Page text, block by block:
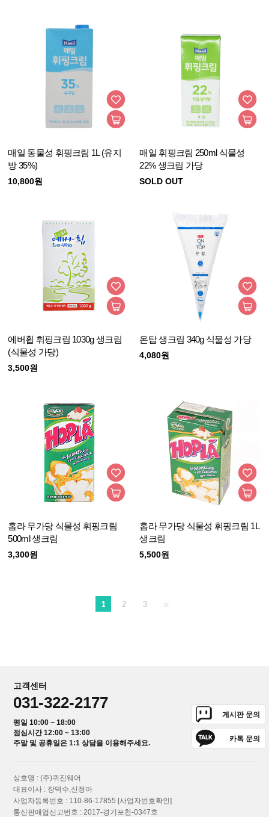
매일 동물성 휘핑크림 1L (유지
방 35%)
10,800원
매일 휘핑크림 250ml 식물성
22% 생크림 가당
SOLD OUT
에버휩 휘핑크림 1030g 생크림
(식물성 가당)
3,500원
온탑 생크림 340g 식물성 가당
4,080원
홉라 무가당 식물성 휘핑크림
500ml 생크림
3,300원
홉라 무가당 식물성 휘핑크림 1L
생크림
5,500원
1 2 3
고객센터
031-322-2177
평일 10:00 ~ 18:00
점심시간 12:00 ~ 13:00
주말 및 공휴일은 1:1 상담을 이용해주세요.
게시판 문의
카톡 문의
상호명 : (주)퀴진웨어
대표이사 : 장덕수,신정아
사업자등록번호 : 110-86-17855 [사업자번호확인]
통신판매업신고번호 : 2017-경기포천-0347호